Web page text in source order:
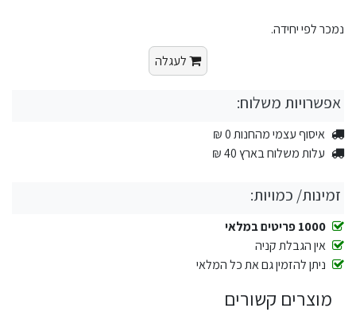
נמכר לפי יחידה.
לעגלה
אפשרויות משלוח:
איסוף עצמי מהחנות 0 ₪
עלות משלוח בארץ 40 ₪
זמינות/ כמויות:
1000 פריטים במלאי
אין הגבלת קניה
ניתן להזמין גם את כל המלאי
מוצרים קשורים